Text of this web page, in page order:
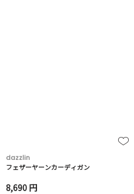
dazzlin
フェザーヤーンカーディガン
8,690 円